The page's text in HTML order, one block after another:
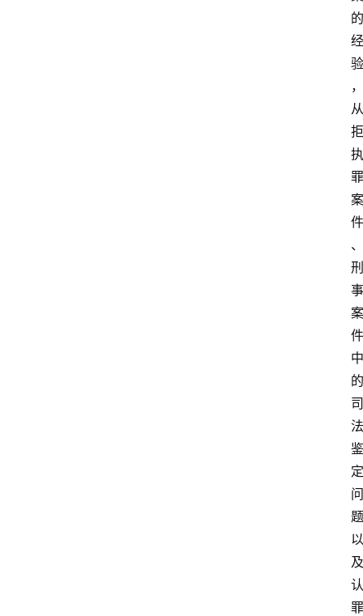
的
经
验
，
从
拒
执
罪
案
件
、
刑
事
案
件
中
的
司
法
鉴
定
问
题
以
及
认
罪